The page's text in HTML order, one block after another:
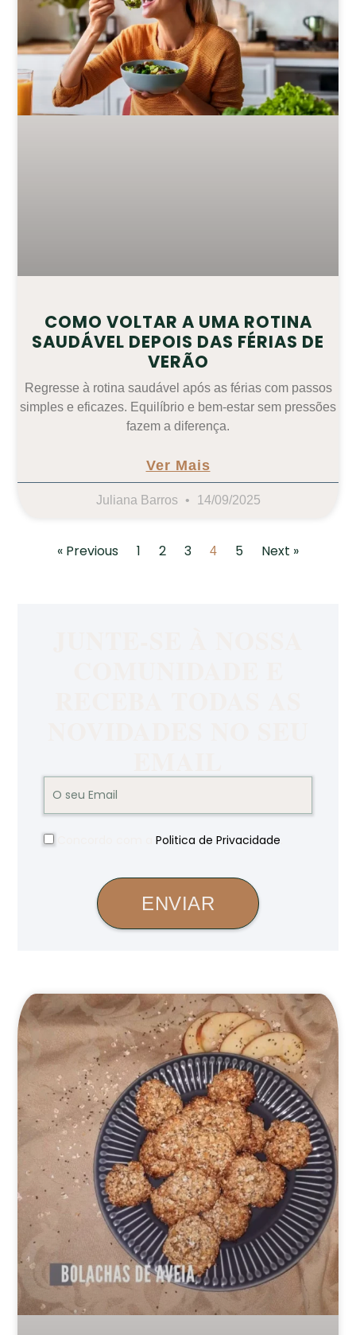
COMO VOLTAR A UMA ROTINA
SAUDÁVEL DEPOIS DAS FÉRIAS DE
VERÃO
Regresse à rotina saudável após as férias com passos
simples e eficazes. Equilíbrio e bem-estar sem pressões
fazem a diferença.
Ver Mais
Juliana Barros 14/09/2025
« Previous 1 2 3 4 5 Next »
Politica de Privacidade
ENVIAR